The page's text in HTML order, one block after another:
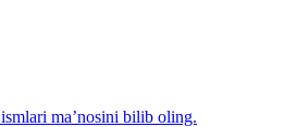
ma’nosini bilib oling.